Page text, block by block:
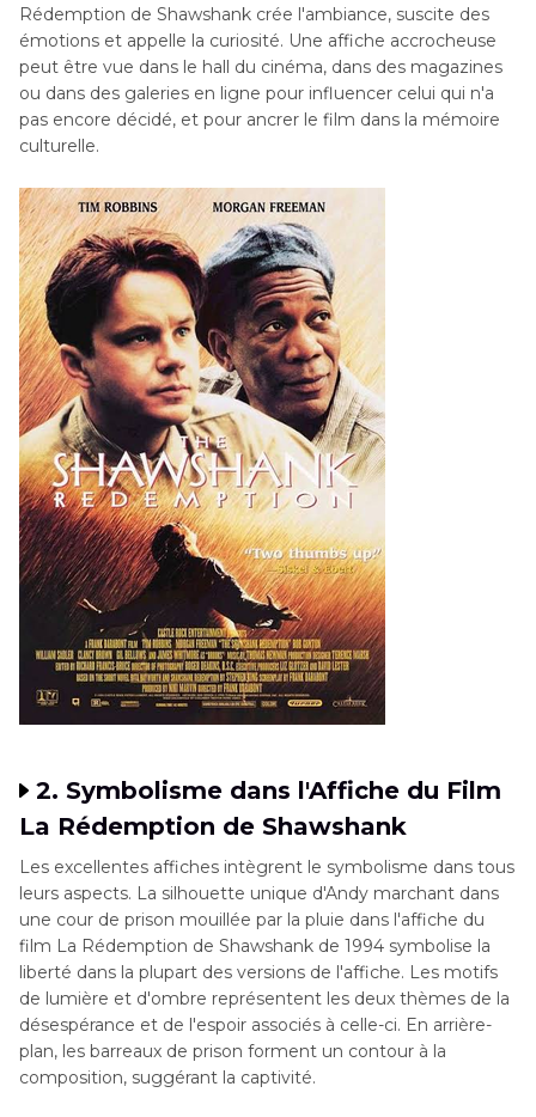
Rédemption de Shawshank crée l'ambiance, suscite des
émotions et appelle la curiosité. Une affiche accrocheuse
peut être vue dans le hall du cinéma, dans des magazines
ou dans des galeries en ligne pour influencer celui qui n'a
pas encore décidé, et pour ancrer le film dans la mémoire
culturelle.
2. Symbolisme dans l'Affiche du Film
La Rédemption de Shawshank
Les excellentes affiches intègrent le symbolisme dans tous
leurs aspects. La silhouette unique d'Andy marchant dans
une cour de prison mouillée par la pluie dans l'affiche du
film La Rédemption de Shawshank de 1994 symbolise la
liberté dans la plupart des versions de l'affiche. Les motifs
de lumière et d'ombre représentent les deux thèmes de la
désespérance et de l'espoir associés à celle-ci. En arrière-
plan, les barreaux de prison forment un contour à la
composition, suggérant la captivité.